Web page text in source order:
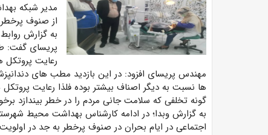
مدیر شبکه
از صنوف
به گزارش
پریسای گفت:
رعایت پروتکل
مهندس پریسای افزود: در این بازدید مطب های
ها نسبت به دیگر اصناف بیشتر بوده فلذا رعایت
گونه تخلفی که سلامت جانی مردم را در خطر بیندازد
به گزارش وبدا؛ در ادامه کارشناس بهداشت محیط
اجتماعی در ایام بحران در صنوف پرخطر به جد در